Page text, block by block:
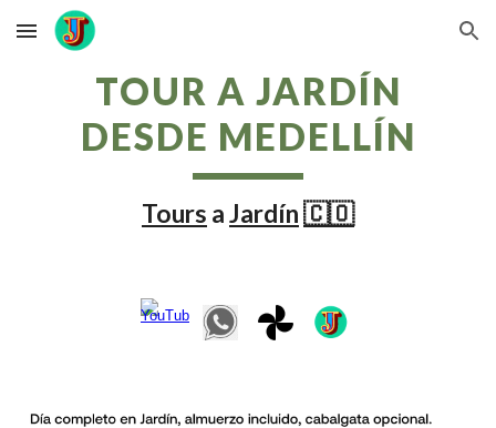
Skip to main content Skip to navigation
TOUR A JARDÍN
DESDE MEDELLÍN
Tours aJardín🇨🇴